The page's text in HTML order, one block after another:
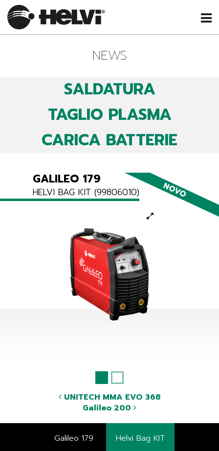
NEWS
SALDATURA
TAGLIO PLASMA
CARICA BATTERIE
NOVO
GALILEO 179
HELVI BAG KIT (99806010)
UNITECH MMA EVO 368
Galileo 200
Galileo 179 Helvi Bag KIT